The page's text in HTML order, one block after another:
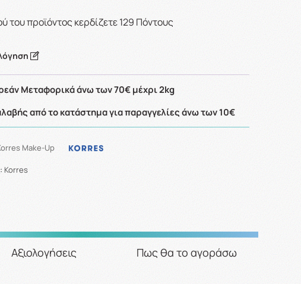
του προϊόντος κερδίζετε129 Πόντους
Μεταφορικά άνω των 70€ μέχρι 2kg
από το κατάστημα για παραγγελίες άνω των 10€
Make-Up
Korres
Αξιολογήσεις Πως θα το αγοράσω